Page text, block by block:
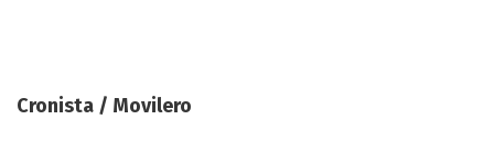
Cronista / Movilero